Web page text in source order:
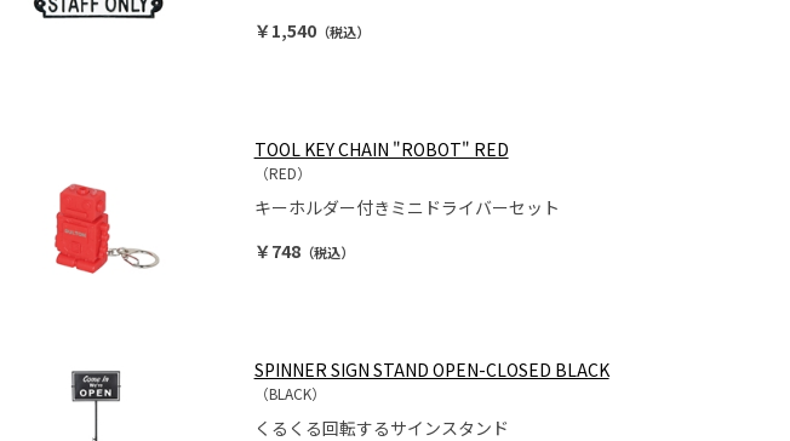
￥1,540（税込）
TOOL KEY CHAIN "ROBOT" RED
（RED）
キーホルダー付きミニドライバーセット
￥748（税込）
SPINNER SIGN STAND OPEN-CLOSED BLACK
（BLACK）
くるくる回転するサインスタンド